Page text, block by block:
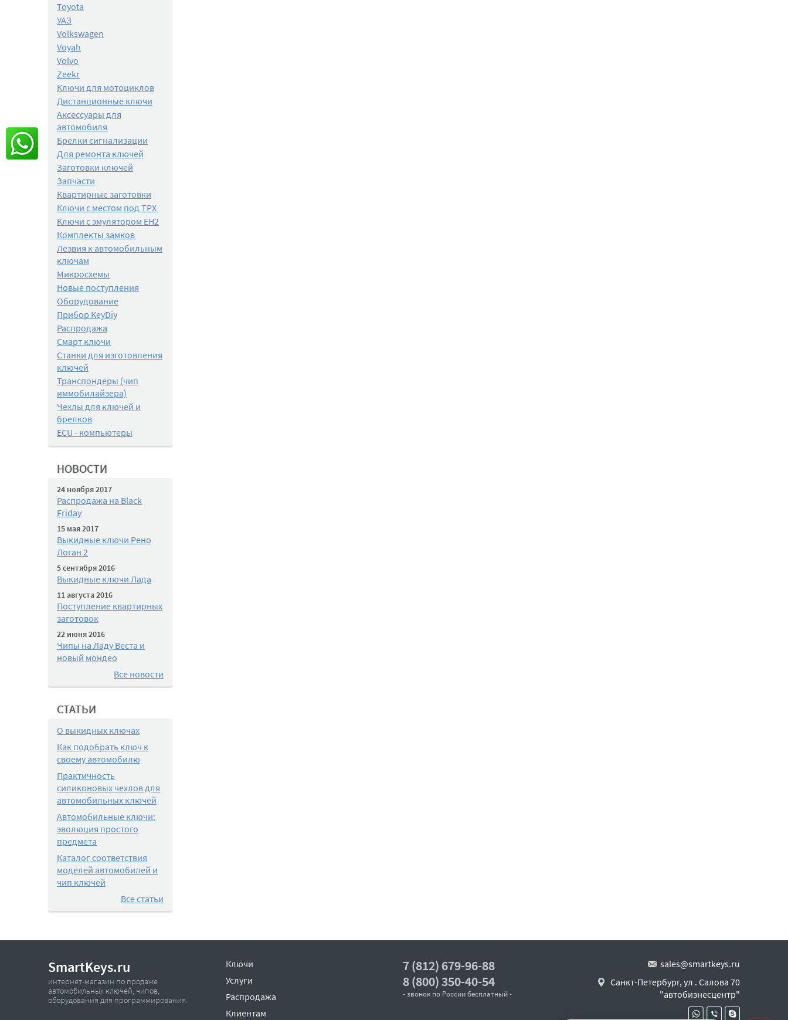
Toyota
УАЗ
Volkswagen
Voyah
Volvo
Zeekr
Ключи для мотоциклов
Дистанционные ключи
Аксессуары для
автомобиля
Брелки сигнализации
Для ремонта ключей
Заготовки ключей
Запчасти
Квартирные заготовки
Ключи с местом под TPX
Ключи с эмулятором EH2
Комплекты замков
Лезвия к автомобильным
ключам
Микросхемы
Новые поступления
Оборудование
Прибор KeyDiy
Распродажа
Смарт ключи
Станки для изготовления
ключей
Транспондеры (чип
иммобилайзера)
Чехлы для ключей и
брелков
ECU - компьютеры
НОВОСТИ
24 ноября 2017
Распродажа на Black
Friday
15 мая 2017
Выкидные ключи Рено
Логан 2
5 сентября 2016
Выкидные ключи Лада
11 августа 2016
Поступление квартирных
заготовок
22 июня 2016
Чипы на Ладу Веста и
новый мондео
Все новости
СТАТЬИ
О выкидных ключах
Как подобрать ключ к
своему автомобилю
Практичность
силиконовых чехлов для
автомобильных ключей
Автомобильные ключи:
эволюция простого
предмета
Каталог соответствия
моделей автомобилей и
чип ключей
Все статьи
SmartKeys.ru
интернет-магазин по продаже
автомобильных ключей, чипов,
оборудования для программирования.
Ключи
Услуги
Распродажа
Клиентам
7 (812) 679-96-88
8 (800) 350-40-54
- звонок по России бесплатный -
sales@smartkeys.ru
Санкт-Петербург, ул . Салова 70
"автобизнесцентр"